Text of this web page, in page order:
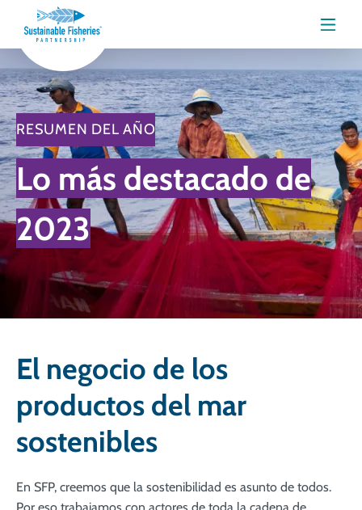
Menú
RESUMEN DEL AÑO
Lo más destacado de
2023
El negocio de los
productos del mar
sostenibles
En SFP, creemos que la sostenibilidad es asunto de todos.